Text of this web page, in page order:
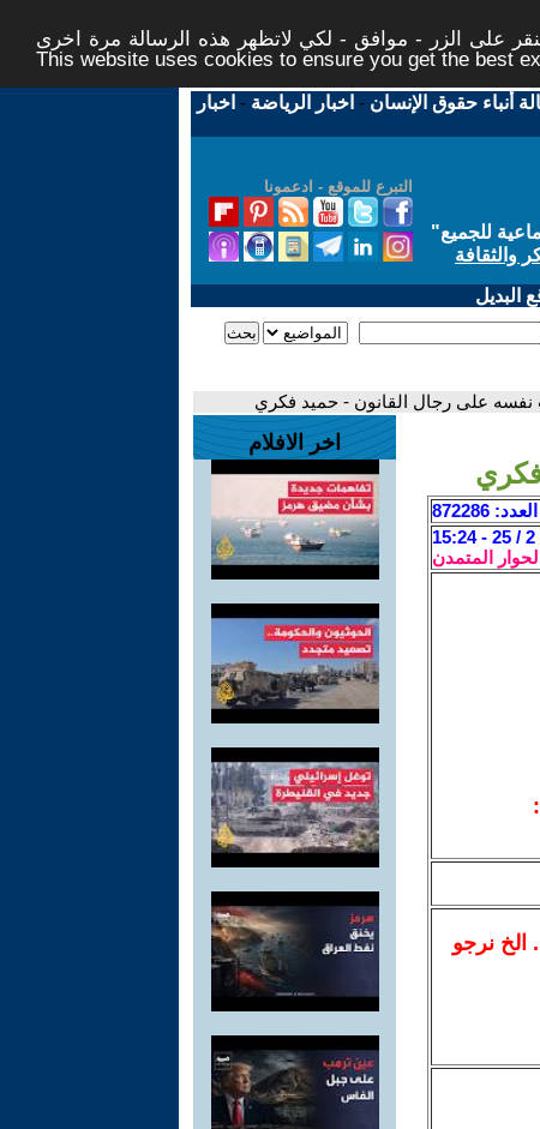
على الزر - موافق - لكي لاتظهر هذه الرسالة مرة اخرى -
This website uses cookies to ensure you get the best
أنباء حقوق الإنسان - اخبار الرياضة - اخبار
التبرع للموقع - ادعمونا
للجميع"
والثقافة
البديل
على رجال القانون - حميد فكري
العدد: 872286
المتمدن
الخ نرجو
اخر الافلام